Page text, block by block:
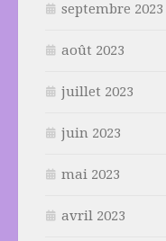
septembre 2023
août 2023
juillet 2023
juin 2023
mai 2023
avril 2023